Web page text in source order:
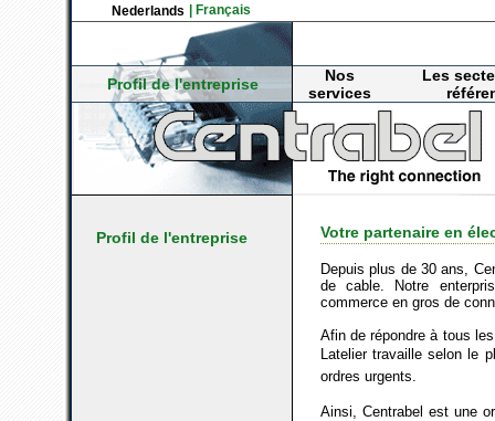
Nederlands | Français
Profil de l'entreprise
Nos
services
Les
Profil de l'entreprise Votre partenaire en
Depuis plus de 30 ans,
de cable. Notre
commerce en gros de
Afin de répondre à tous
Latelier travaille selon le
ordres urgents.
Ainsi, Centrabel est une